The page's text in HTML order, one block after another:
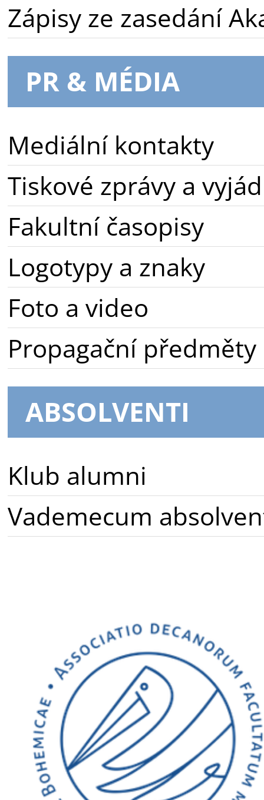
Zápisy ze zasedání
PR & MÉDIA
Mediální kontakty
Tiskové zprávy a
Fakultní časopisy
Logotypy a znaky
Foto a video
Propagační předměty
ABSOLVENTI
Klub alumni
Vademecum